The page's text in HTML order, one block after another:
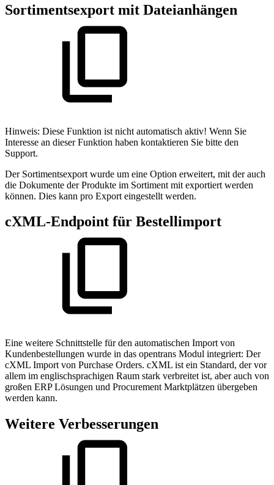
Sortimentsexport mit Dateianhängen
Hinweis: Diese Funktion ist nicht automatisch aktiv! Wenn Sie
Interesse an dieser Funktion haben kontaktieren Sie bitte den
Support.
Der Sortimentsexport wurde um eine Option erweitert, mit der auch
die Dokumente der Produkte im Sortiment mit exportiert werden
können. Dies kann pro Export eingestellt werden.
cXML-Endpoint für Bestellimport
Eine weitere Schnittstelle für den automatischen Import von
Kundenbestellungen wurde in das opentrans Modul integriert: Der
cXML Import von Purchase Orders. cXML ist ein Standard, der vor
allem im englischsprachigen Raum stark verbreitet ist, aber auch von
großen ERP Lösungen und Procurement Marktplätzen übergeben
werden kann.
Weitere Verbesserungen